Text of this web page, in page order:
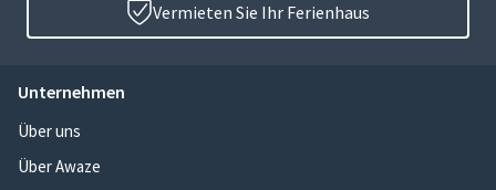
Vermieten Sie Ihr Ferienhaus
Unternehmen
Über uns
Über Awaze